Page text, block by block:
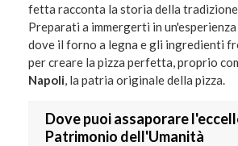
fetta racconta la storia della
Preparati a immergerti in un'esperienza
dove il forno a legna e gli ingredienti
per creare la pizza perfetta, proprio
Napoli , la patria originale della pizza.
Dove puoi assaporare
Patrimonio dell'Umanità